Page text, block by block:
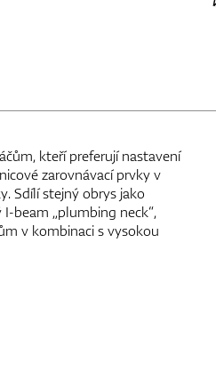
kteří preferují nastavení
zarovnávací prvky v
Sdílí stejný obrys jako
beam „plumbing neck“,
v kombinaci s vysokou